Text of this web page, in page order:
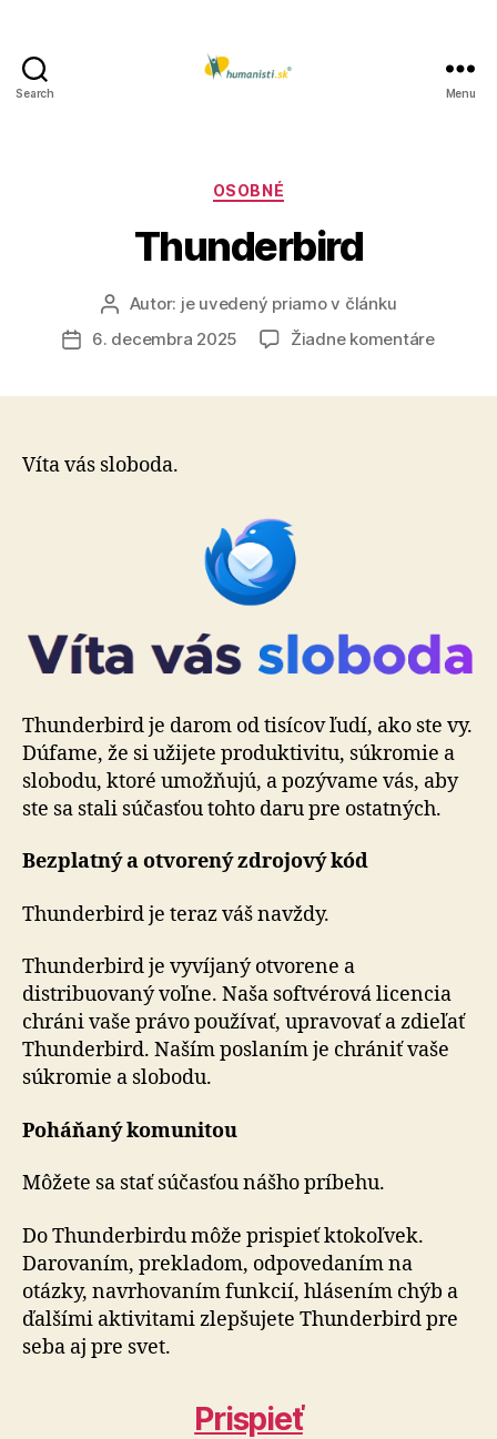
Search Menu
Kategórie
OSOBNÉ
Thunderbird
Autor
článku
Autor: je uvedený priamo v článku
Dátum
6. decembra 2025 Žiadne komentárena
Víta vás sloboda.
Thunderbird je darom od tisícov ľudí, ako ste vy.
Dúfame, že si užijete produktivitu, súkromie a
slobodu, ktoré umož­ňu­jú, a pozývame vás, aby
ste sa stali súčasťou tohto daru pre ostatných.
Bezplatný a otvorený zdrojový kód
Thunderbird je teraz váš navždy.
Thunderbird je vyvíjaný otvorene a
distribuovaný voľne. Naša softvérová licencia
chráni vaše právo používať, upravovať a zdieľať
Thunderbird. Naším poslaním je chrániť vaše
súkromie a slobodu.
Poháňaný komunitou
Môžete sa stať súčasťou nášho príbehu.
Do Thunderbirdu môže prispieť ktokoľvek.
Darovaním, prekladom, odpovedaním na
otázky, navrhovaním funkcií, hlásením chýb a
ďalšími aktivitami zlepšujete Thunderbird pre
seba aj pre svet.
Prispieť